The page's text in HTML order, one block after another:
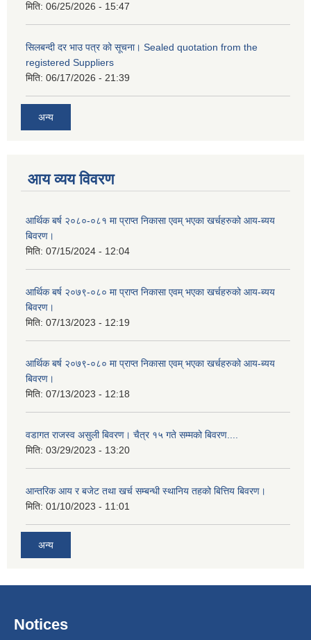
मिति: 06/25/2026 - 15:47
सिलबन्दी दर भाउ पत्र को सूचना। Sealed quotation from the
registered Suppliers
मिति: 06/17/2026 - 21:39
अन्य
आय व्यय विवरण
आर्थिक बर्ष २०८०-०८१ मा प्राप्त निकासा एवम् भएका खर्चहरुको आय-ब्यय
बिवरण।
मिति: 07/15/2024 - 12:04
आर्थिक बर्ष २०७९-०८० मा प्राप्त निकासा एवम् भएका खर्चहरुको आय-ब्यय
बिवरण।
मिति: 07/13/2023 - 12:19
आर्थिक बर्ष २०७९-०८० मा प्राप्त निकासा एवम् भएका खर्चहरुको आय-ब्यय
बिवरण।
मिति: 07/13/2023 - 12:18
वडागत राजस्व असुली बिवरण। चैत्र १५ गते सम्मको बिवरण....
मिति: 03/29/2023 - 13:20
आन्तरिक आय र बजेट तथा खर्च सम्बन्धी स्थानिय तहको बित्तिय बिवरण।
मिति: 01/10/2023 - 11:01
अन्य
Notices